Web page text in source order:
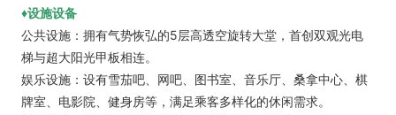
♦设施设备
公共设施：拥有气势恢弘的5层高透空旋转大堂，首创双观光电
梯与超大阳光甲板相连。
娱乐设施：设有雪茄吧、网吧、图书室、音乐厅、桑拿中心、棋
牌室、电影院、健身房等，满足乘客多样化的休闲需求。